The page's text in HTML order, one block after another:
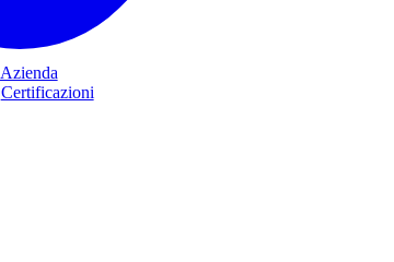
Azienda
Certificazioni